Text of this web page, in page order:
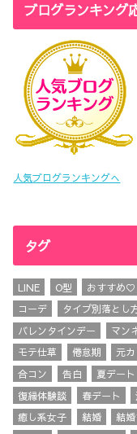
ブログランキング
人気ブログランキングへ
タグ
LINE O型 おすすめ♡
コーデ
タイプ別落とし
バレンタインデー
マン
モテ仕草
倦怠期 元
合コン
告白 夏デート
復縁体験談
春デート
癒し系女子
結婚 結